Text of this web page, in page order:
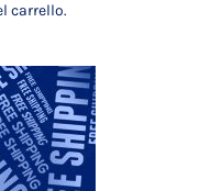
carrello.